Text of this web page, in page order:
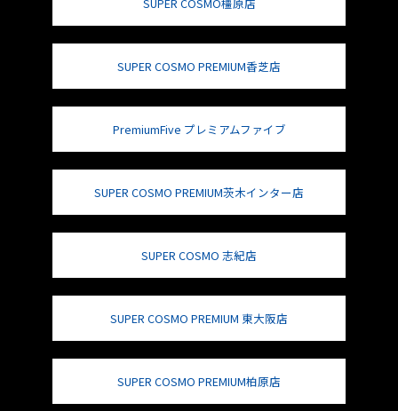
SUPER COSMO PREMIUM香芝店
PremiumFive プレミアムファイブ
SUPER COSMO PREMIUM茨木インター店
SUPER COSMO 志紀店
SUPER COSMO PREMIUM 東大阪店
SUPER COSMO PREMIUM柏原店